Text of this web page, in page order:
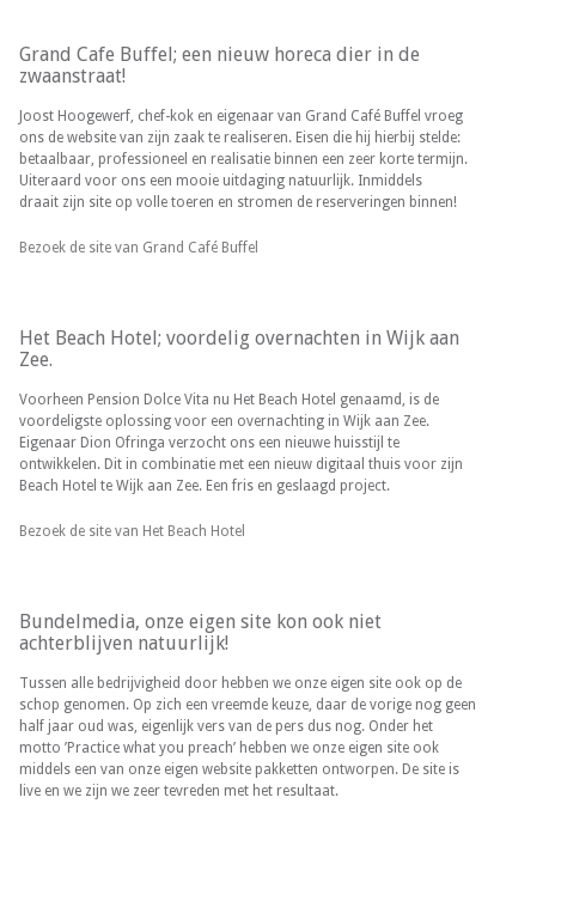
Grand Cafe Buffel; een nieuw horeca dier in de
zwaanstraat!
Joost Hoogewerf, chef-kok en eigenaar van Grand Café Buffel vroeg
ons de website van zijn zaak te realiseren. Eisen die hij hierbij stelde:
betaalbaar, professioneel en realisatie binnen een zeer korte termijn.
Uiteraard voor ons een mooie uitdaging natuurlijk. Inmiddels
draait zijn site op volle toeren en stromen de reserveringen binnen!
Bezoek de site van Grand Café Buffel
Het Beach Hotel; voordelig overnachten in Wijk aan
Zee.
Voorheen Pension Dolce Vita nu Het Beach Hotel genaamd, is de
voordeligste oplossing voor een overnachting in Wijk aan Zee.
Eigenaar Dion Ofringa verzocht ons een nieuwe huisstijl te
ontwikkelen. Dit in combinatie met een nieuw digitaal thuis voor zijn
Beach Hotel te Wijk aan Zee. Een fris en geslaagd project.
Bezoek de site van Het Beach Hotel
Bundelmedia, onze eigen site kon ook niet
achterblijven natuurlijk!
Tussen alle bedrijvigheid door hebben we onze eigen site ook op de
schop genomen. Op zich een vreemde keuze, daar de vorige nog geen
half jaar oud was, eigenlijk vers van de pers dus nog. Onder het
motto ’Practice what you preach’ hebben we onze eigen site ook
middels een van onze eigen website pakketten ontworpen. De site is
live en we zijn we zeer tevreden met het resultaat.